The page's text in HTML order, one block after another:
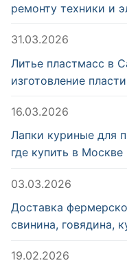
ремонту техники и
31.03.2026
Литье пластмасс в
изготовление
16.03.2026
Лапки куриные для
где купить в Москве
03.03.2026
Доставка
свинина, говядина,
19.02.2026